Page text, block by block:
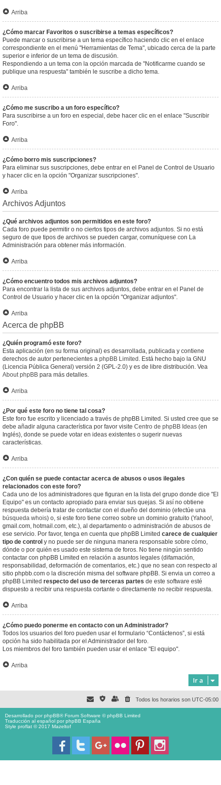
Arriba
¿Cómo marcar Favoritos o suscribirse a temas específicos?
Puede marcar o suscribirse a un tema específico haciendo clic en el enlace
correspondiente en el menú "Herramientas de Tema", ubicado cerca de la parte
superior e inferior de un tema de discusión.
Respondiendo a un tema con la opción marcada de "Notificarme cuando se
publique una respuesta" también le suscribe a dicho tema.
Arriba
¿Cómo me suscribo a un foro específico?
Para suscribirse a un foro en especial, debe hacer clic en el enlace "Suscribir
Foro".
Arriba
¿Cómo borro mis suscripciones?
Para eliminar sus suscripciones, debe entrar en el Panel de Control de Usuario
y hacer clic en la opción "Organizar suscripciones".
Arriba
Archivos Adjuntos
¿Qué archivos adjuntos son permitidos en este foro?
Cada foro puede permitir o no ciertos tipos de archivos adjuntos. Si no está
seguro de que tipos de archivos se pueden cargar, comuníquese con La
Administración para obtener más información.
Arriba
¿Cómo encuentro todos mis archivos adjuntos?
Para encontrar la lista de sus archivos adjuntos, debe entrar en el Panel de
Control de Usuario y hacer clic en la opción "Organizar adjuntos".
Arriba
Acerca de phpBB
¿Quién programó este foro?
Esta aplicación (en su forma original) es desarrollada, publicada y contiene
derechos de autor pertenecientes a phpBB Limited . Está hecho bajo la GNU
(Licencia Pública General) versión 2 (GPL-2.0) y es de libre distribución. Vea
About phpBB para más detalles.
Arriba
¿Por qué este foro no tiene tal cosa?
Este foro fue escrito y licenciado a través de phpBB Limited. Si usted cree que se
debe añadir alguna característica por favor visite Centro de phpBB Ideas (en
Inglés), donde se puede votar en ideas existentes o sugerir nuevas
características.
Arriba
¿Con quién se puede contactar acerca de abusos o usos ilegales
relacionados con este foro?
Cada uno de los administradores que figuran en la lista del grupo donde dice "El
Equipo" es un contacto apropiado para enviar sus quejas. Si así no obtiene
respuesta debería tratar de contactar con el dueño del dominio (efectúe una
búsqueda whois) o, si este foro tiene correo sobre un dominio gratuito (Yahoo!,
gmail.com, hotmail.com, etc.), al departamento o administración de abusos de
ese servicio. Por favor, tenga en cuenta que phpBB Limited carece de cualquier
tipo de control y no puede ser de ninguna manera responsable sobre cómo,
dónde o por quién es usado este sistema de foros. No tiene ningún sentido
contactar con phpBB Limited en relación a asuntos legales (difamación,
responsabilidad, deformación de comentarios, etc.) que no sean con respecto al
sitio phpbb.com o la discreción misma del software phpBB. Si envia un correo a
phpBB Limited respecto del uso de terceras partes de este software esté
dispuesto a recibir una respuesta cortante o directamente no recibir respuesta.
Arriba
¿Cómo puedo ponerme en contacto con un Administrador?
Todos los usuarios del foro pueden usar el formulario “Contáctenos”, si está
opción ha sido habilitada por el Administrador del foro.
Los miembros del foro también pueden usar el enlace "El equipo".
Arriba
Ir a
Todos los horarios son UTC-05:00
Desarrollado porphpBB® Forum Software © phpBB Limited
Traducción al español porphpBB España
Style proflat © 2017 Mazeltof